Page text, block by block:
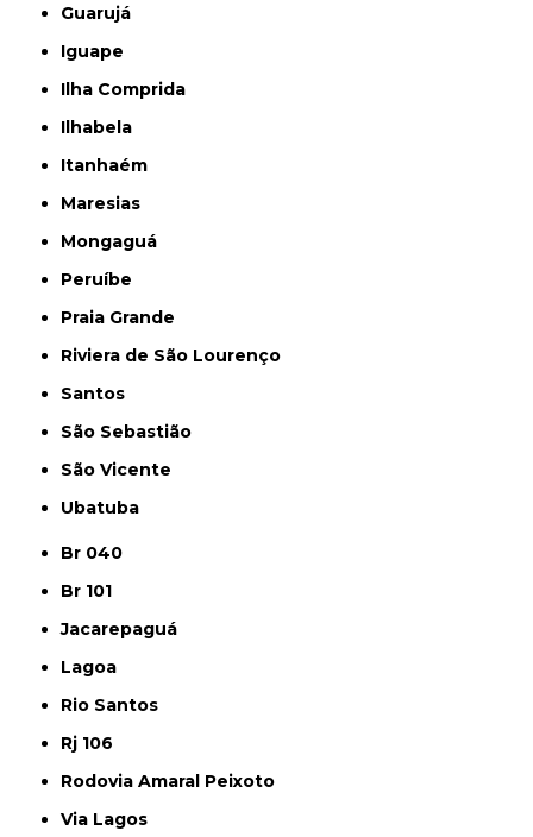
Guarujá
Iguape
Ilha Comprida
Ilhabela
Itanhaém
Maresias
Mongaguá
Peruíbe
Praia Grande
Riviera de São Lourenço
Santos
São Sebastião
São Vicente
Ubatuba
Br 040
Br 101
Jacarepaguá
Lagoa
Rio Santos
Rj 106
Rodovia Amaral Peixoto
Via Lagos